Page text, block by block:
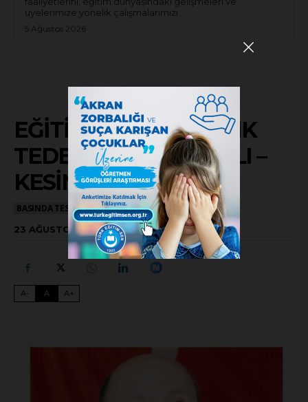
üyelerimize yönelik çalışmalarımızı...
5 Ağustos 2026